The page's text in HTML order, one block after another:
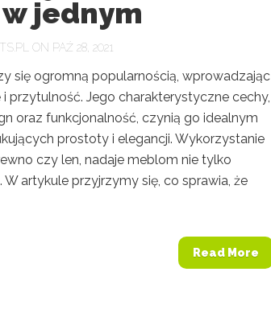
jednym
ON PAŹ 28, 2021
się ogromną popularnością, wprowadzając
przytulność. Jego charakterystyczne cechy,
oraz funkcjonalność, czynią go idealnym
prostoty i elegancji. Wykorzystanie
czy len, nadaje meblom nie tylko
W artykule przyjrzymy się, co sprawia, że
Read More